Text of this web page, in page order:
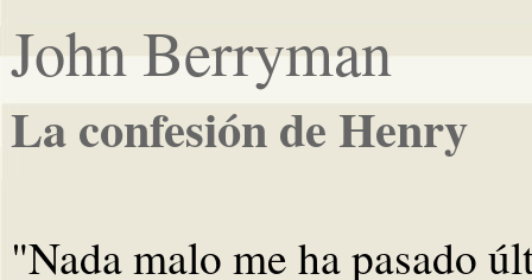
John Berryman
La confesión de Henry
"Nada malo me ha pasado